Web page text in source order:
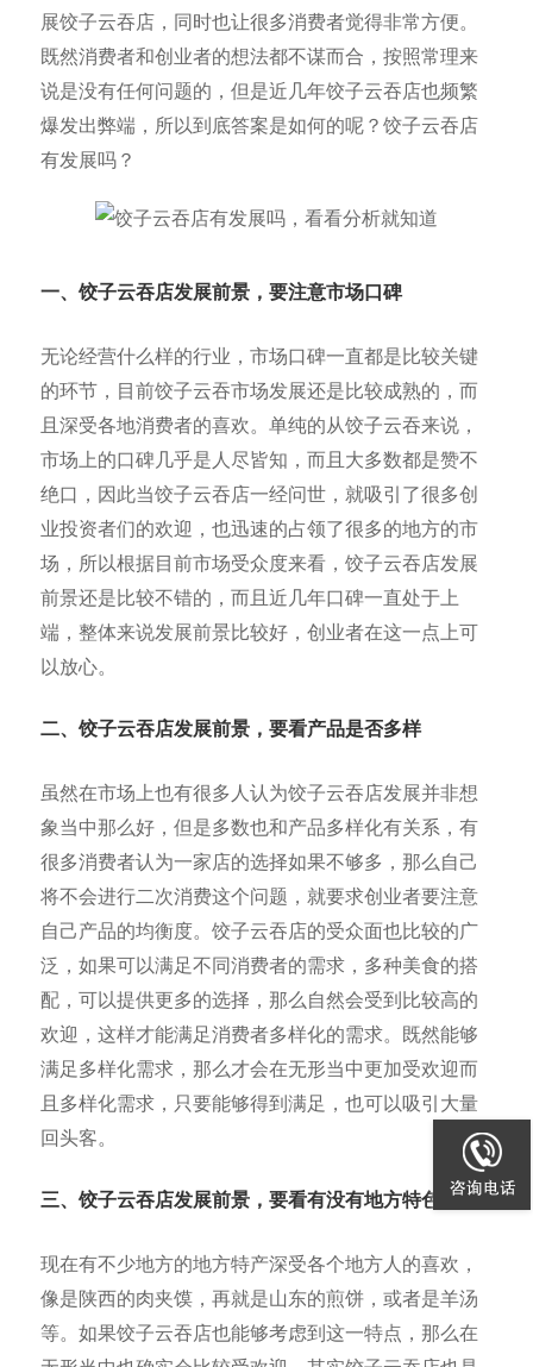
展饺子云吞店，同时也让很多消费者觉得非常方便。
既然消费者和创业者的想法都不谋而合，按照常理来
说是没有任何问题的，但是近几年饺子云吞店也频繁
爆发出弊端，所以到底答案是如何的呢？饺子云吞店
有发展吗？
一、饺子云吞店发展前景，要注意市场口碑
无论经营什么样的行业，市场口碑一直都是比较关键
的环节，目前饺子云吞市场发展还是比较成熟的，而
且深受各地消费者的喜欢。单纯的从饺子云吞来说，
市场上的口碑几乎是人尽皆知，而且大多数都是赞不
绝口，因此当饺子云吞店一经问世，就吸引了很多创
业投资者们的欢迎，也迅速的占领了很多的地方的市
场，所以根据目前市场受众度来看，饺子云吞店发展
前景还是比较不错的，而且近几年口碑一直处于上
端，整体来说发展前景比较好，创业者在这一点上可
以放心。
二、饺子云吞店发展前景，要看产品是否多样
虽然在市场上也有很多人认为饺子云吞店发展并非想
象当中那么好，但是多数也和产品多样化有关系，有
很多消费者认为一家店的选择如果不够多，那么自己
将不会进行二次消费这个问题，就要求创业者要注意
自己产品的均衡度。饺子云吞店的受众面也比较的广
泛，如果可以满足不同消费者的需求，多种美食的搭
配，可以提供更多的选择，那么自然会受到比较高的
欢迎，这样才能满足消费者多样化的需求。既然能够
满足多样化需求，那么才会在无形当中更加受欢迎而
且多样化需求，只要能够得到满足，也可以吸引大量
回头客。
三、饺子云吞店发展前景，要看有没有地方特色
现在有不少地方的地方特产深受各个地方人的喜欢，
像是陕西的肉夹馍，再就是山东的煎饼，或者是羊汤
等。如果饺子云吞店也能够考虑到这一特点，那么在